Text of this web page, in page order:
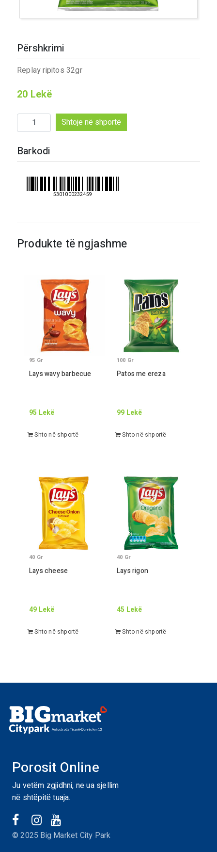
Përshkrimi
Replay ripitos 32gr
20 Lekë
Sasi
Replay
32gr
Shtoje në shportë
Barkodi
5301000232459
Produkte të ngjashme
Lays wavy barbecue
95 Gr
95 Lekë
Shto në shportë
Patos me ereza
100 Gr
99 Lekë
Shto në shportë
Lays cheese
40 Gr
49 Lekë
Shto në shportë
Lays rigon
40 Gr
45 Lekë
Shto në shportë
Porosit Online
Ju vetëm zgjidhni, ne ua sjellim
në shtëpitë tuaja.
© 2025 Big Market City Park